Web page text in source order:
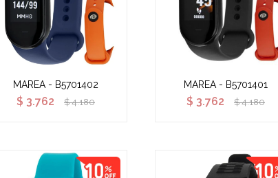
MAREA - B5701402
$ 3.762 $ 4.180
MAREA - B5701401
$ 3.762 $ 4.180